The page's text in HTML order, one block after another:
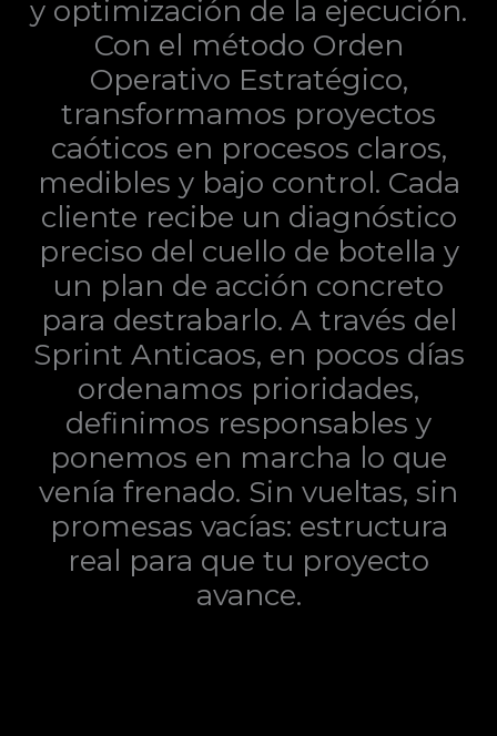
y optimización de la ejecución.
Con el método Orden
Operativo Estratégico,
transformamos proyectos
caóticos en procesos claros,
medibles y bajo control. Cada
cliente recibe un diagnóstico
preciso del cuello de botella y
un plan de acción concreto
para destrabarlo. A través del
Sprint Anticaos, en pocos días
ordenamos prioridades,
definimos responsables y
ponemos en marcha lo que
venía frenado. Sin vueltas, sin
promesas vacías: estructura
real para que tu proyecto
avance.